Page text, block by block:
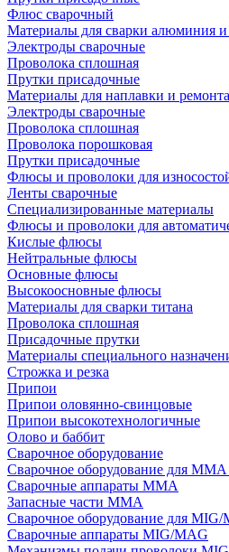
Флюс сварочный
Материалы для сварки алюминия и
Электроды сварочные
Проволока сплошная
Прутки присадочные
Материалы для наплавки и
Электроды сварочные
Проволока сплошная
Проволока порошковая
Прутки присадочные
Флюсы и проволоки для
Ленты сварочные
Специализированные материалы
Флюсы и проволоки для
Кислые флюсы
Нейтральные флюсы
Основные флюсы
Высокоосновные флюсы
Материалы для сварки титана
Проволока сплошная
Присадочные прутки
Материалы специального
Строжка и резка
Припои
Припои оловянно-свинцовые
Припои высокотехнологичные
Олово и баббит
Сварочное оборудование
Сварочное оборудование для MMA
Сварочные аппараты MMA
Запасные части MMA
Сварочное оборудование для MIG/
Сварочные аппараты MIG/MAG